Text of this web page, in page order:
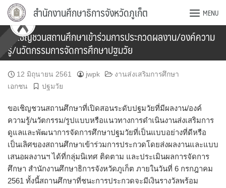
Skip
content
สำนักงานศึกษาธิการจังหวัดภูเก็ต MENU
ขอเชิญชวนสถานศึกษาเข้าร่วมการประกวดผลงาน/องค์ความ
รู้/นวัตกรรมการจัดการศึกษาปฐมวัย
12 มิถุนายน 2561 jwpk
งานส่งเสริมการศึกษา
เอกชน
ปฐมวัย
ขอเชิญชวนสถานศึกษาที่เปิดสอนระดับปฐมวัยที่มีผลงาน/องค์
ความรู้/นวัตกรรม/รูปแบบหรือแนวทางการดำเนินงานส่งเสริมการ
ดูแลและพัฒนาการจัดการศึกษาปฐมวัยที่เป็นแบบอย่างที่ดีหรือ
เป็นเลิศของสถานศึกษาเข้าร่วมการประกวดโดยส่งผลงานและแบบ
เสนอผลงานฯ ได้ที่กลุ่มนิเทศ ติดตาม และประเมินผลการจัดการ
ศึกษา สำนักงานศึกษาธิการจังหวัดภูเก็ต ภายในวันที่ 6 กรกฎาคม
2561 ทั้งนี้สถานศึกษาที่ชนะการประกวดจะมีเงินรางวัลพร้อม